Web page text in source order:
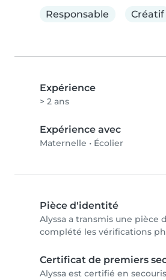
Responsable
Créatif
Expérience
> 2 ans
Expérience avec
Maternelle • Écolier
Pièce d'identité
Alyssa a transmis une
complété les vérifications
Certificat de premiers
Alyssa est certifié en